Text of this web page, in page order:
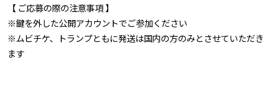
【 ご応募の際の注意事項 】
※鍵を外した公開アカウントでご参加ください
※ムビチケ、トランプともに発送は国内の方のみとさせていただき
ます